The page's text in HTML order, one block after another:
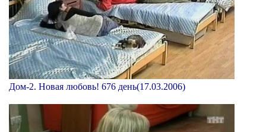
Дом-2. Новая любовь! 676 день(17.03.2006)